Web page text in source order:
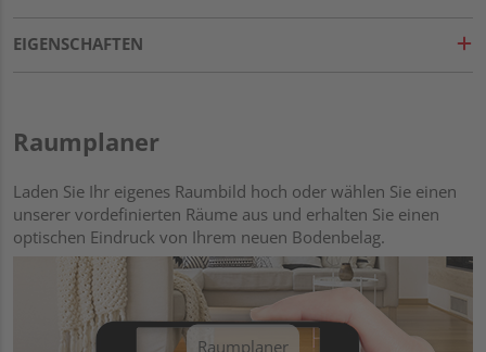
EIGENSCHAFTEN
Raumplaner
Laden Sie Ihr eigenes Raumbild hoch oder wählen Sie einen
unserer vordefinierten Räume aus und erhalten Sie einen
optischen Eindruck von Ihrem neuen Bodenbelag.
Raumplaner